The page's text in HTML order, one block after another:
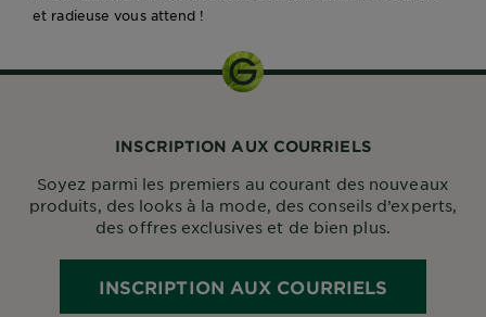
et radieuse vous attend !
INSCRIPTION AUX COURRIELS
Soyez parmi les premiers au courant des nouveaux
produits, des looks à la mode, des conseils d’experts,
des offres exclusives et de bien plus.
INSCRIPTION AUX COURRIELS